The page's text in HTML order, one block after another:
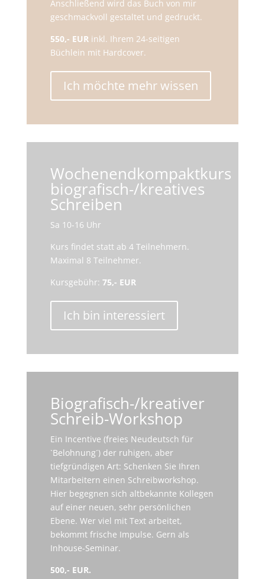
Anschließend wird das Buch von mir
geschmackvoll gestaltet und gedruckt.
550,- EUR inkl. Ihrem 24-seitigen
Büchlein mit Hardcover.
Ich möchte mehr wissen
Wochenendkompaktkurs
biografisch-/kreatives
Schreiben
Sa 10-16 Uhr
Kurs findet statt ab 4 Teilnehmern.
Maximal 8 Teilnehmer.
Kursgebühr: 75,- EUR
Ich bin interessiert
Biografisch-/kreativer
Schreib-Workshop
Ein Incentive (freies Neudeutsch für
`Belohnung´) der ruhigen, aber
tiefgründigen Art: Schenken Sie Ihren
Mitarbeitern einen Schreibworkshop.
Hier begegnen sich altbekannte Kollegen
auf einer neuen, sehr persönlichen
Ebene. Wer viel mit Text arbeitet,
bekommt frische Impulse. Gern als
Inhouse-Seminar.
500,- EUR.